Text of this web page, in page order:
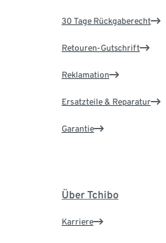
30 Tage Rückgaberecht
Retouren-Gutschrift
Reklamation
Ersatzteile & Reparatur
Garantie
Über Tchibo
Karriere